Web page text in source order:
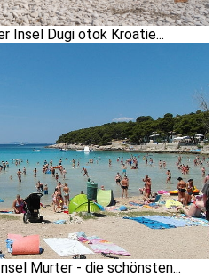
Insel Dugi otok Kroatie...
Murter - die schönsten...